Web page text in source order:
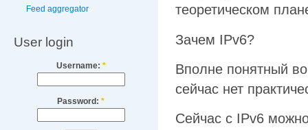
Feed aggregator
User login
Username: *
Password: *
теоретическом
Зачем IPv6?
Вполне понятный
сейчас нет
Сейчас с IPv6